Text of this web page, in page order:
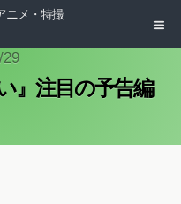
ニメ・特撮
29
』注目の予告編